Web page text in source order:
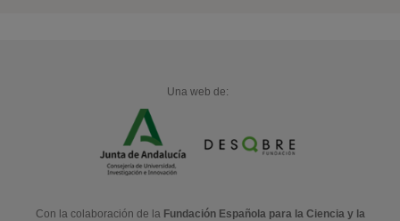
Una web de:
Con la colaboración de la Fundación Española para la Ciencia y la